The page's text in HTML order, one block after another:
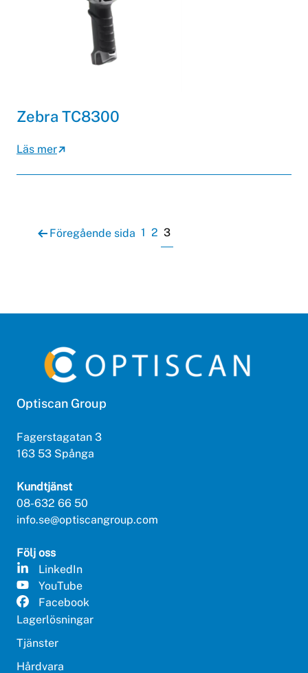
Zebra TC8300
Läs mer
Sidnumrering för inlägg
Föregående sida Page
1 Page
2 Page
3
Optiscan Group
Fagerstagatan 3
163 53 Spånga
Kundtjänst
08-632 66 50
info.se@optiscangroup.com
Följ oss
LinkedIn
YouTube
Facebook
Lagerlösningar
Tjänster
Hårdvara